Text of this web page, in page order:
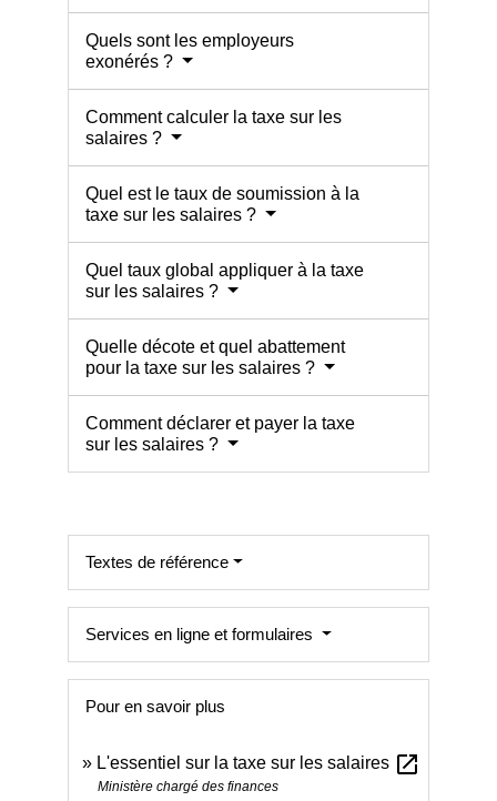
Quels sont les employeurs
exonérés ?
Comment calculer la taxe sur les
salaires ?
Quel est le taux de soumission à la
taxe sur les salaires ?
Quel taux global appliquer à la taxe
sur les salaires ?
Quelle décote et quel abattement
pour la taxe sur les salaires ?
Comment déclarer et payer la taxe
sur les salaires ?
Textes de référence
Services en ligne et formulaires
Pour en savoir plus
L'essentiel sur la taxe sur les salaires open_in_new
Ministère chargé des finances